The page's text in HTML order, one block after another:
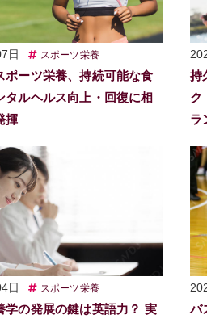
日 スポーツ栄養
ポーツ栄養、持続可能な食
タルヘルス向上・回復に相
揮
持
ク
ラ
日 スポーツ栄養
学の発展の鍵は英語力？ 実
バ